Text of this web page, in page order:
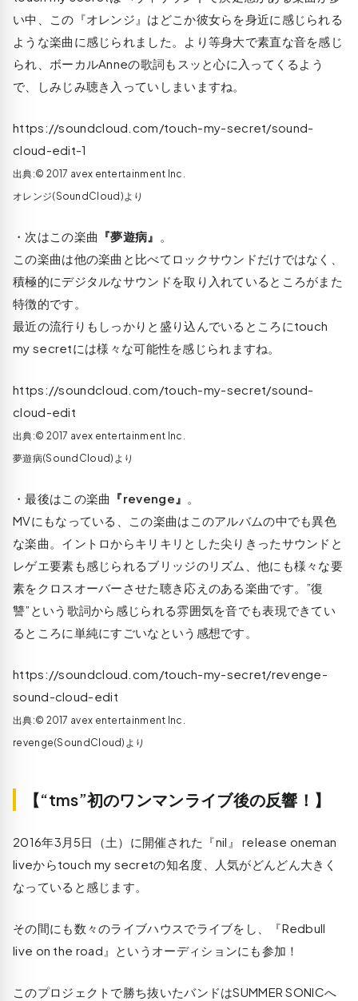
い中、この『オレンジ』はどこか彼女らを身近に感じられる
ような楽曲に感じられました。より等身大で素直な音を感じ
られ、ボーカルAnneの歌詞もスッと心に入ってくるよう
で、しみじみ聴き入っていしまいますね。
https://soundcloud.com/touch-my-secret/sound-
cloud-edit-1
出典:© 2017 avex entertainment Inc.
オレンジ(SoundCloud)より
・次はこの楽曲 『夢遊病』 。
この楽曲は他の楽曲と比べてロックサウンドだけではなく、
積極的にデジタルなサウンドを取り入れているところがまた
特徴的です。
最近の流行りもしっかりと盛り込んでいるところにtouch
my secretには様々な可能性を感じられますね。
https://soundcloud.com/touch-my-secret/sound-
cloud-edit
出典:© 2017 avex entertainment Inc.
夢遊病(SoundCloud)より
・最後はこの楽曲 『revenge』 。
MVにもなっている、この楽曲はこのアルバムの中でも異色
な楽曲。イントロからキリキリとした尖りきったサウンドと
レゲエ要素も感じられるブリッジのリズム、他にも様々な要
素をクロスオーバーさせた聴き応えのある楽曲です。”復
讐”という歌詞から感じられる雰囲気を音でも表現できてい
るところに単純にすごいなという感想です。
https://soundcloud.com/touch-my-secret/revenge-
sound-cloud-edit
出典:© 2017 avex entertainment Inc.
revenge(SoundCloud)より
【“tms”初のワンマンライブ後の反響！】
2016年3月5日（土）に開催された『nil』 release oneman
liveからtouch my secretの知名度、人気がどんどん大きく
なっていると感じます。
その間にも数々のライブハウスでライブをし、『Redbull
live on the road』というオーディションにも参加！
このプロジェクトで勝ち抜いたバンドはSUMMER SONICへ